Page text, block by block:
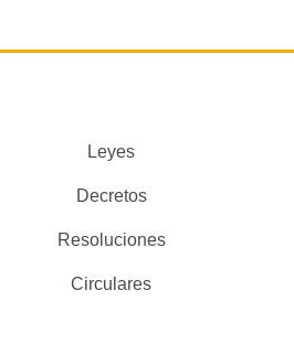
Leyes
Decretos
Resoluciones
Circulares